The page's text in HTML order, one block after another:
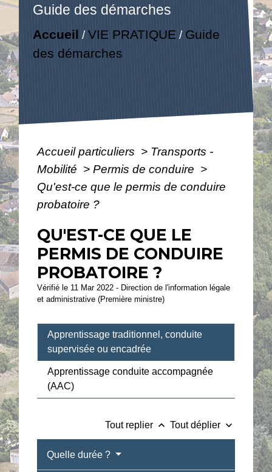
Guide des démarches
Accueil /VIE PRATIQUE / Guide
des démarches
Accueil particuliers > Transports -
Mobilité > Permis de conduire >
Qu'est-ce que le permis de conduire
probatoire ?
QU'EST-CE QUE LE
PERMIS DE CONDUIRE
PROBATOIRE ?
Vérifié le 11 Mar 2022 - Direction de l'information légale
et administrative (Première ministre)
Apprentissage traditionnel, conduite
supervisée ou encadrée
Apprentissage conduite accompagnée
(AAC)
Tout replier keyboard_arrow_up Tout déplier keyboard_arrow_down
Quelle durée ?